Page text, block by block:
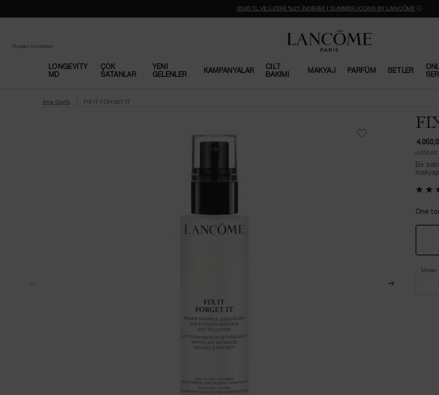
3500 TL VE ÜZERİ %25 İNDİRİM! | SUMMER ICONS BY LANCÔME ⓘ
Müşteri hizmetleri
LONGEVITY
MD
ÇOK
SATANLAR​
YENI
GELENLER
KAMPANYALAR
CILT
BAKIMI
MAKYAJ PARFÜM SETLER
Ana Sayfa
FIX IT FORGET IT
Bir
One
Miktar